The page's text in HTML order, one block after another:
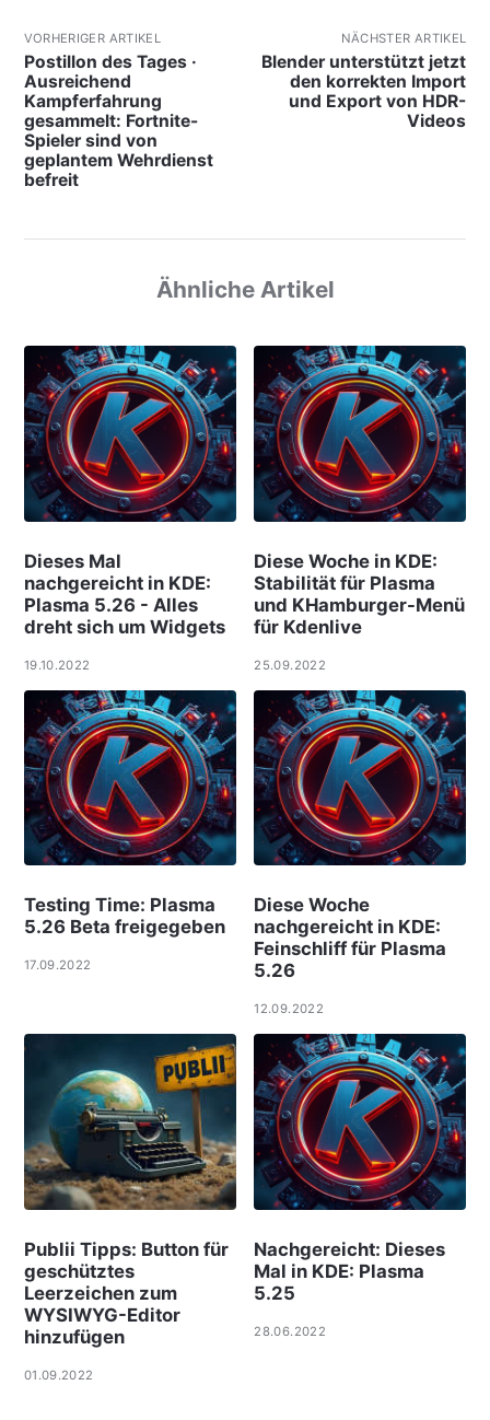
VORHERIGER ARTIKEL
Postillon des Tages ·
Ausreichend
Kampferfahrung
gesammelt: Fortnite-
Spieler sind von
geplantem Wehrdienst
befreit
NÄCHSTER ARTIKEL
Blender unterstützt jetzt
den korrekten Import
und Export von HDR-
Videos
Ähnliche Artikel
Dieses Mal
nachgereicht in KDE:
Plasma 5.26 - Alles
dreht sich um Widgets
19.10.2022
Diese Woche in KDE:
Stabilität für Plasma
und KHamburger-Menü
für Kdenlive
25.09.2022
Testing Time: Plasma
5.26 Beta freigegeben
17.09.2022
Diese Woche
nachgereicht in KDE:
Feinschliff für Plasma
5.26
12.09.2022
Publii Tipps: Button für
geschütztes
Leerzeichen zum
WYSIWYG-Editor
hinzufügen
01.09.2022
Nachgereicht: Dieses
Mal in KDE: Plasma
5.25
28.06.2022